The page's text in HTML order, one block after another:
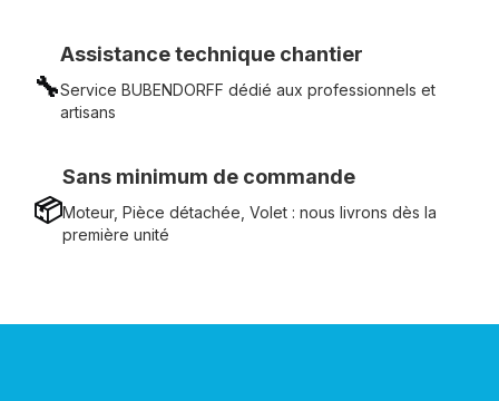
🔧
Assistance technique chantier
Service BUBENDORFF dédié aux professionnels et
artisans
📦
Sans minimum de commande
Moteur, Pièce détachée, Volet : nous livrons dès la
première unité